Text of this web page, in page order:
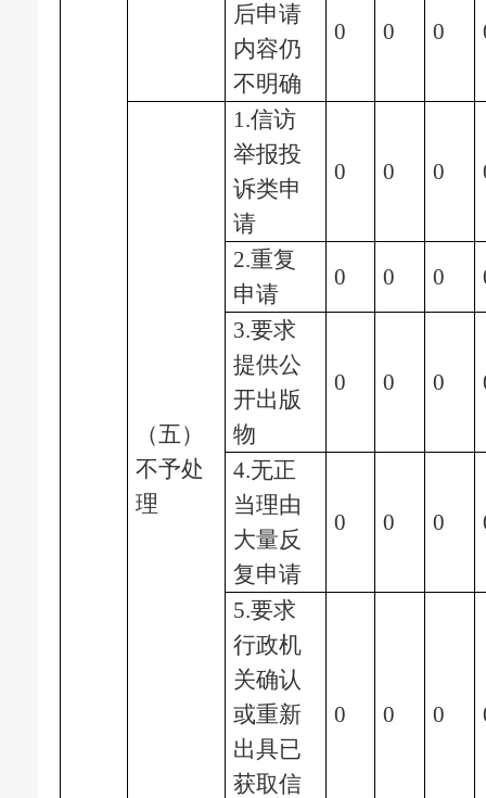
后申请
内容仍
不明确
0 0 0
（五）
不予处
理
1.信访
举报投
诉类申
请
0 0 0
2.重复
申请
0 0 0
3.要求
提供公
开出版
物
0 0 0
4.无正
当理由
大量反
复申请
0 0 0
5.要求
行政机
关确认
或重新
出具已
获取信
0 0 0